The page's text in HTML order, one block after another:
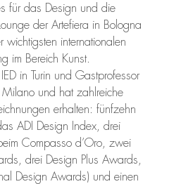
für das Design und die
der Artefiera in Bologna
wichtigsten internationalen
im Bereich Kunst.
in Turin und Gastprofessor
Milano und hat zahlreiche
erhalten: fünfzehn
ADI Design Index, drei
Compasso d’Oro, zwei
drei Design Plus Awards,
Design Awards) und einen